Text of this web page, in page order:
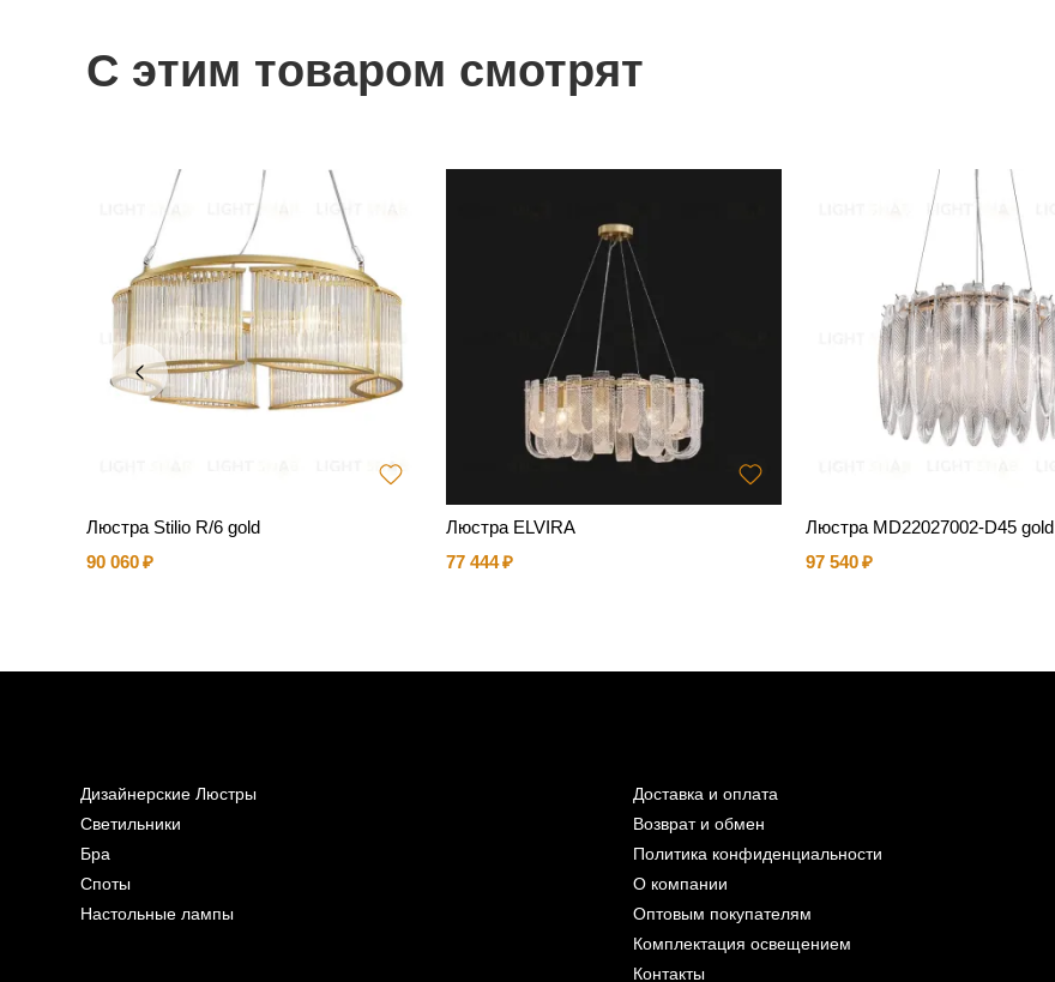
С этим товаром смотрят
Люстра Stilio R/6 gold
90 060
Люстра ELVIRA
77 444
Люстра MD22027002-D45 gold
97 540
Дизайнерские Люстры
Светильники
Бра
Споты
Настольные лампы
Доставка и оплата
Возврат и обмен
Политика конфиденциальности
О компании
Оптовым покупателям
Комплектация освещением
Контакты